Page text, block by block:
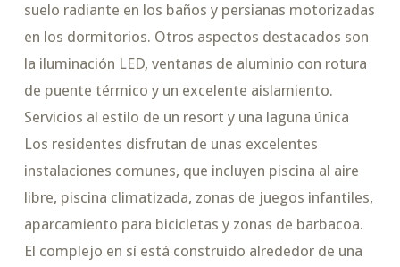
suelo radiante en los baños y persianas motorizadas
en los dormitorios. Otros aspectos destacados son
la iluminación LED, ventanas de aluminio con rotura
de puente térmico y un excelente aislamiento.
Servicios al estilo de un resort y una laguna única
Los residentes disfrutan de unas excelentes
instalaciones comunes, que incluyen piscina al aire
libre, piscina climatizada, zonas de juegos infantiles,
aparcamiento para bicicletas y zonas de barbacoa.
El complejo en sí está construido alrededor de una